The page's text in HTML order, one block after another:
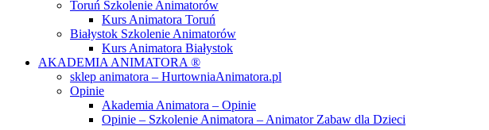
Toruń Szkolenie Animatorów
Kurs Animatora Toruń
Białystok Szkolenie Animatorów
Kurs Animatora Białystok
AKADEMIA ANIMATORA ®
sklep animatora – HurtowniaAnimatora.pl
Opinie
Akademia Animatora – Opinie
Opinie – Szkolenie Animatora – Animator Zabaw dla Dzieci